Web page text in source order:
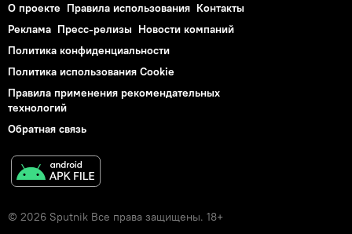
О проекте Правила использования Контакты
Реклама Пресс-релизы Новости компаний
Политика конфиденциальности
Политика использования Cookie
Правила применения рекомендательных
технологий
Обратная связь
© 2026 Sputnik Все права защищены. 18+